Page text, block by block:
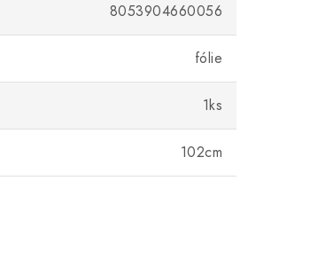
8053904660056
fólie
1ks
102cm